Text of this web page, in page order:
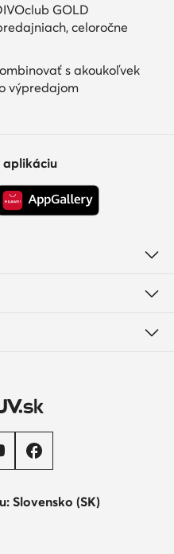
GOLD
celoročne
s akoukoľvek
výpredajom
Slovensko (SK)
aplikáciu